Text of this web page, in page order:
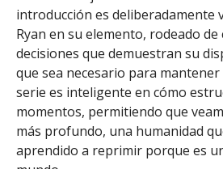
introducción es deliberadamente
Ryan en su elemento, rodeado
decisiones que demuestran su
que sea necesario para
serie es inteligente en cómo
momentos, permitiendo que
más profundo, una humanidad
aprendido a reprimir porque es